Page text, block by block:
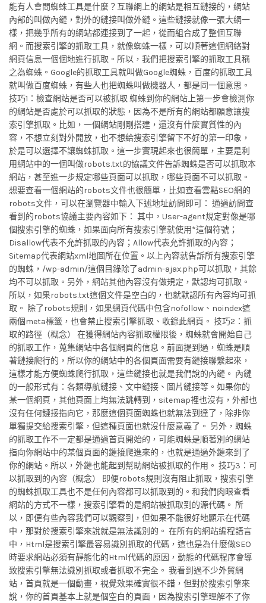
能有人會問蜘蛛工具是什麼？互聯網上的網站是相互鏈接的，網站
內部的叫做內鏈，對外的鏈接叫做外鏈。這些鏈接就像一張大網一
樣，把幾乎所有的網站都連接到了一起，從而組合成了整個互聯
網。而搜索引擎的抓取工具，就像蜘蛛一樣，可以順著這個網絡對
網頁信息一個個地進行抓取。所以，我們把搜索引擎的抓取工具稱
之為蜘蛛。Google的抓取工具就叫做Google蜘蛛，百度的抓取工具
就叫做百度蜘蛛，有些人也把蜘蛛叫做機器人，都是同一個意思。
技巧1：檢查網站是否可以被抓取 蜘蛛到你的網站上第一步會檢測你
的網站是否處於可以抓取的狀態，因為不是所有的網站都願意讓搜
索引擎抓取。比如，一個網站剛剛搭建，還沒有什麼實質性的內
容，不想立刻對外開放，也不想給搜索引擎留下不好的第一印象，
於是可以選擇不讓蜘蛛抓取。這一步實現起來也很簡單，主要是利
用網站中的一個叫做robots.txt的協議文件告訴蜘蛛是否可以抓取本
網站，甚至進一步規定哪些頁面可以抓取，哪些頁面不可以抓取。
想要查看一個網站的robots文件也很簡單，比如查看雲點SEO網的
robots文件，可以在瀏覽器中輸入下述地址訪問即可： 通過訪問查
看到的robots協議主要內容如下： 其中，User-agent規定對像是哪
個搜索引擎的蜘蛛，如果面向所有搜索引擎就使用*這個符號；
Disallow代表不允許抓取的內容；Allow代表允許抓取的內容；
Sitemap代表網站xml地圖所在位置。以上內容就告訴所有搜索引擎
的蜘蛛，/wp-admin/這個目錄除了admin-ajax.php可以抓取，其餘
均不可以抓取。另外，網站其他內容沒有做規定，默認均可抓取。
所以，如果robots.txt這個文件是空白的，也就默認所有內容均可抓
取。 除了robots規則，如果網頁代碼中包含nofollow、noindex這
兩個meta標籤，也會禁止搜索引擎抓取、收錄此網頁。 技巧2：抓
取的路徑（概念） 在獲得網站內容抓取權限後，蜘蛛就會開始自己
的抓取工作，蒐集網站中各個網頁的信息。前面提到過，蜘蛛是順
著鏈接爬行的，所以你的網站中的各個頁面需要有鏈接聯繫起來，
這樣才能方便蜘蛛爬行抓取，這些鏈接也就是我們說的內鏈。 內鏈
的一般形式有：各類導航鏈接、文中鏈接、圖片鏈接等。如果你的
某一個網頁，其他頁面上均無法跳轉到，sitemap裡也沒有，外部也
沒有任何鏈接指向它，那麼這個頁面蜘蛛也就無法到達了，除非你
單獨提交給搜索引擎，但這種頁面也就沒什麼意義了。 另外，蜘蛛
的抓取工作不一定都是通過首頁開始的，可能蜘蛛是順著別的網站
指向你網站中的某個頁面的鏈接爬進來的，也就是通過外鏈來到了
你的網站。所以，外鏈也能起到幫助網站被抓取的作用。 技巧3：可
以抓取到的內容（概念） 即便robots規則沒有阻止抓取，搜索引擎
的蜘蛛抓取工具也不是任何內容都可以抓取到的。和我們肉眼查看
網站的方式不一樣，搜索引擎看的是網站被抓取到的源代碼。 所
以，即便有些內容我們可以觀察到，但如果不能很好地顯示在代碼
中，那對於搜索引擎來說就是無法識別的。 在所有的網站編程語言
中，Html是搜索引擎最容易識別抓取的代碼，這也是為什麼做SEO
時要求網站必須有靜態化的Html代碼的原因，動態的代碼程序會導
致搜索引擎無法識別抓取或者抓取不完全。 我看到過不少外貿網
站，首頁就是一個動畫，視覺效果確實很不錯，但對於搜索引擎來
說，你的首頁基本上就是個空白的頁面，因為搜索引擎理解不了你